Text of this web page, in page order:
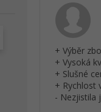
+ Výběr
+ Vysoká
+ Slušné
+ Rychlost
- Nezjistila